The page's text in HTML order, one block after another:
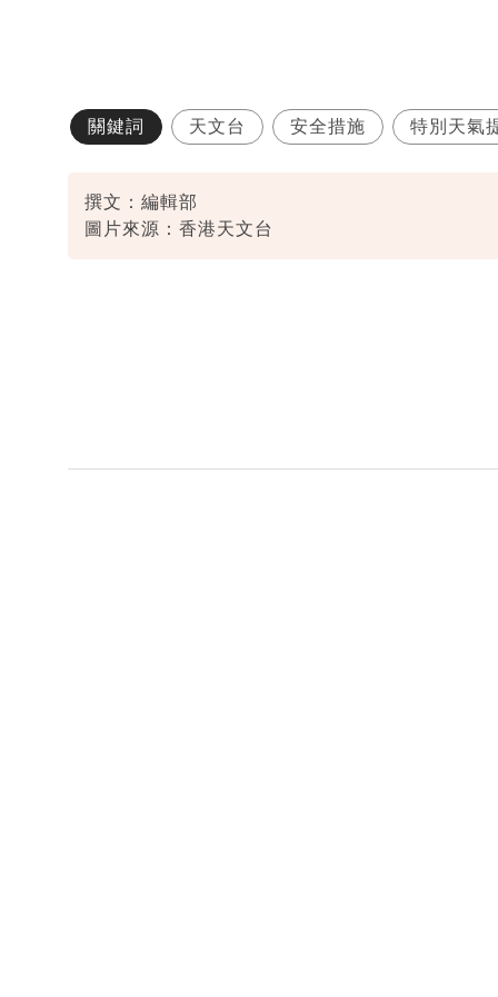
關鍵詞 天文台 安全措施 特別天氣
撰文：編輯部
圖片來源：香港天文台